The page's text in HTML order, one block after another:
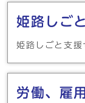
姫路しご
姫路しごと支援
労働、雇